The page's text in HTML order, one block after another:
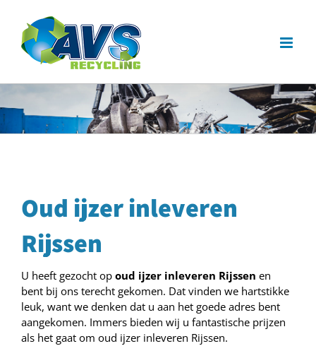
inhoud
Oud ijzer inleveren
Rijssen
U heeft gezocht op oud ijzer inleveren Rijssen en
bent bij ons terecht gekomen. Dat vinden we hartstikke
leuk, want we denken dat u aan het goede adres bent
aangekomen. Immers bieden wij u fantastische prijzen
als het gaat om oud ijzer inleveren Rijssen.